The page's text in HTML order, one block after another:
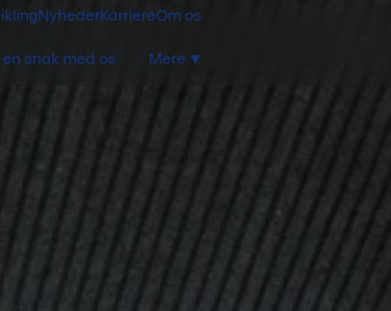
NyhederKarriereOm os
snak med os Mere